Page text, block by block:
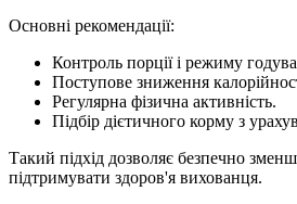
Основні рекомендації:
Контроль порції і режиму
Поступове зниження
Регулярна фізична активність.
Підбір дієтичного корму з
Такий підхід дозволяє безпечно
підтримувати здоров'я вихованця.